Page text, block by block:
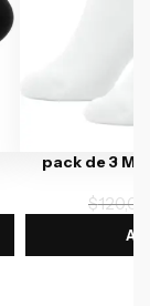
pack de 3
$